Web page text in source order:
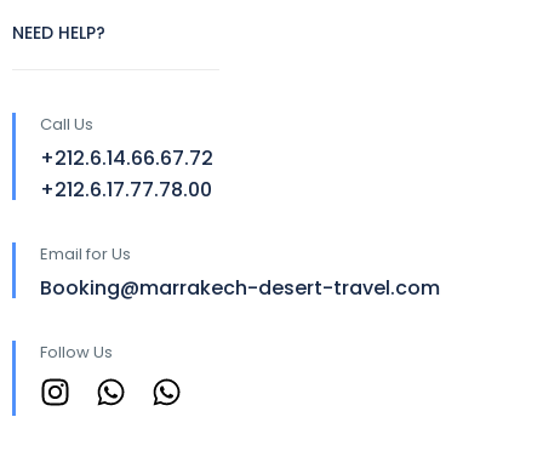
NEED HELP?
Call Us
+212.6.14.66.67.72
+212.6.17.77.78.00
Email for Us
Booking@marrakech-desert-travel.com
Follow Us